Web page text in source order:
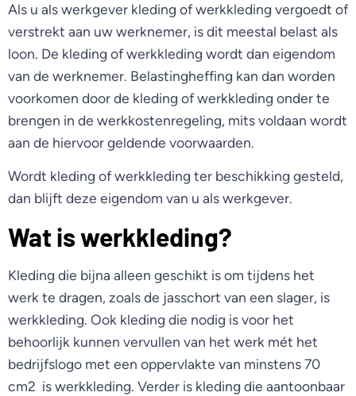
Als u als werkgever kleding of werkkleding vergoedt of
verstrekt aan uw werknemer, is dit meestal belast als
loon. De kleding of werkkleding wordt dan eigendom
van de werknemer. Belastingheffing kan dan worden
voorkomen door de kleding of werkkleding onder te
brengen in de werkkostenregeling, mits voldaan wordt
aan de hiervoor geldende voorwaarden.
Wordt kleding of werkkleding ter beschikking gesteld,
dan blijft deze eigendom van u als werkgever.
Wat is werkkleding?
Kleding die bijna alleen geschikt is om tijdens het
werk te dragen, zoals de jasschort van een slager, is
werkkleding. Ook kleding die nodig is voor het
behoorlijk kunnen vervullen van het werk mét het
bedrijfslogo met een oppervlakte van minstens 70
cm2 is werkkleding. Verder is kleding die aantoonbaar